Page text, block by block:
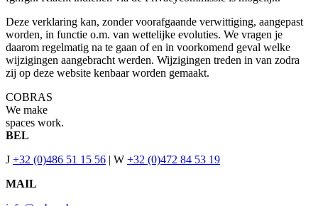
Deze verklaring kan, zonder voorafgaande verwittiging, aangepast
worden, in functie o.m. van wettelijke evoluties. We vragen je
daarom regelmatig na te gaan of en in voorkomend geval welke
wijzigingen aangebracht werden. Wijzigingen treden in van zodra
zij op deze website kenbaar worden gemaakt.
COBRAS
We make
spaces work.
BEL
J +32 (0)486 51 15 56 | W +32 (0)472 84 53 19
MAIL